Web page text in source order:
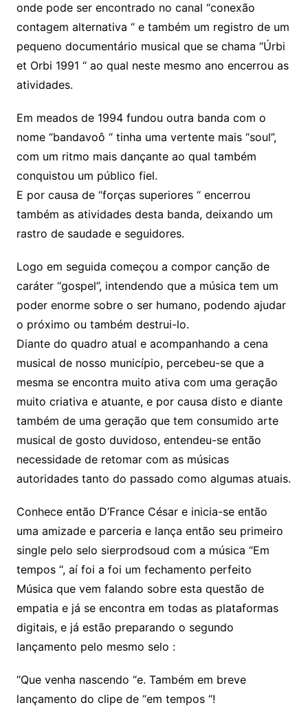
onde pode ser encontrado no canal “conexão
contagem alternativa “ e também um registro de um
pequeno documentário musical que se chama “Úrbi
et Orbi 1991 “ ao qual neste mesmo ano encerrou as
atividades.
Em meados de 1994 fundou outra banda com o
nome “bandavoô “ tinha uma vertente mais “soul”,
com um ritmo mais dançante ao qual também
conquistou um público fiel.
E por causa de “forças superiores “ encerrou
também as atividades desta banda, deixando um
rastro de saudade e seguidores.
Logo em seguida começou a compor canção de
caráter “gospel”, intendendo que a música tem um
poder enorme sobre o ser humano, podendo ajudar
o próximo ou também destrui-lo.
Diante do quadro atual e acompanhando a cena
musical de nosso município, percebeu-se que a
mesma se encontra muito ativa com uma geração
muito criativa e atuante, e por causa disto e diante
também de uma geração que tem consumido arte
musical de gosto duvidoso, entendeu-se então
necessidade de retomar com as músicas
autoridades tanto do passado como algumas atuais.
Conhece então D’France César e inicia-se então
uma amizade e parceria e lança então seu primeiro
single pelo selo sierprodsoud com a música “Em
tempos “, aí foi a foi um fechamento perfeito
Música que vem falando sobre esta questão de
empatia e já se encontra em todas as plataformas
digitais, e já estão preparando o segundo
lançamento pelo mesmo selo :
“Que venha nascendo “e. Também em breve
lançamento do clipe de “em tempos “!